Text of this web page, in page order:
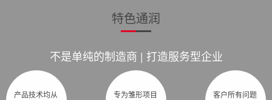
特色通润
不是单纯的制造商 | 打造服务型企业
产品技术均从
专为雏形项目
客户所有问题